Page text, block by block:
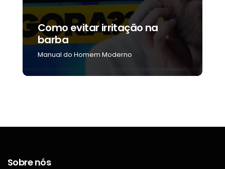
Como evitar irritação na
barba
Manual do Homem Moderno
Sobre nós